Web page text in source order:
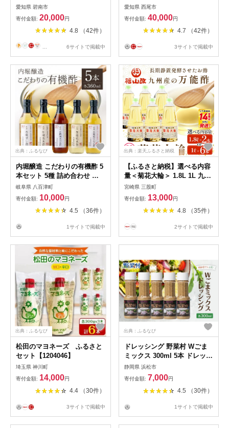
産 全国酒類品評会名誉大賞受
賞 三河 みりん 発祥 醸造元
九重味淋 醸造のまち碧南 国
内産 水稲もち米 米こうじ 本
格米焼酎 使用 料理 調理 加工
品 本格本みりん お取り寄せ
H002-098
愛知県 碧南市
寄付金額: 20,000円
4.8 （42件）
6サイトで掲載中
ん』12本セット・A010-40 /
国産もち米 味醂 本味醂 糖類
無添加 純国産米使用 みりん
三河 無添加.無着色 MB
愛知県 西尾市
寄付金額: 40,000円
4.7 （42件）
3サイトで掲載中
出典：ふるなび
内堀醸造 こだわりの有機酢 5
本セット 5種 詰め合わせ す
し酢 玄米 りんご 有機JAS認
岐阜県 八百津町
寄付金額: 10,000円
4.5 （36件）
1サイトで掲載中
出典：楽天ふるさと納税
【ふるさと納税】選べる内容
量＜菊花大輪＞ 1.8L 1L 九州
産の万能酢 合わせ酢 手巻き
ちらし 寿司酢 南蛮漬け 酢の
物用 マリネ 調味料 チキン南
蛮 ピクルス 発酵熟成 贈答 ギ
酢販売有限会社】
宮崎県 三股町
寄付金額: 13,000円
4.8 （35件）
2サイトで掲載中
出典：ふるなび
松田のマヨネーズ ふるさと
セット【1204046】
埼玉県 神川町
寄付金額: 14,000円
4.4 （30件）
3サイトで掲載中
出典：ふるなび
ドレッシング 野菜村 Wごま
ミックス 300ml 5本 ドレッシ
ング
静岡県 浜松市
寄付金額: 7,000円
4.5 （30件）
1サイトで掲載中